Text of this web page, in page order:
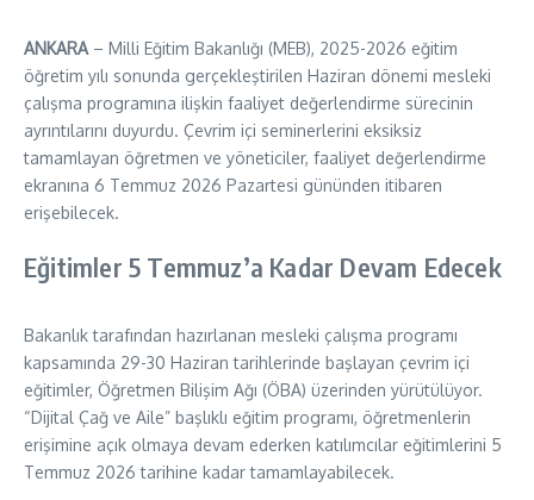
ANKARA – Milli Eğitim Bakanlığı (MEB), 2025-2026 eğitim
öğretim yılı sonunda gerçekleştirilen Haziran dönemi mesleki
çalışma programına ilişkin faaliyet değerlendirme sürecinin
ayrıntılarını duyurdu. Çevrim içi seminerlerini eksiksiz
tamamlayan öğretmen ve yöneticiler, faaliyet değerlendirme
ekranına 6 Temmuz 2026 Pazartesi gününden itibaren
erişebilecek.
Eğitimler 5 Temmuz’a Kadar Devam Edecek
Bakanlık tarafından hazırlanan mesleki çalışma programı
kapsamında 29-30 Haziran tarihlerinde başlayan çevrim içi
eğitimler, Öğretmen Bilişim Ağı (ÖBA) üzerinden yürütülüyor.
“Dijital Çağ ve Aile” başlıklı eğitim programı, öğretmenlerin
erişimine açık olmaya devam ederken katılımcılar eğitimlerini 5
Temmuz 2026 tarihine kadar tamamlayabilecek.